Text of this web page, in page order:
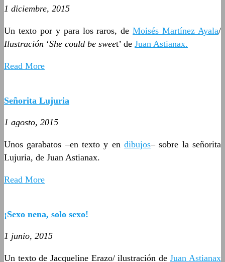
1 diciembre, 2015
Un texto por y para los raros, deMoisés Martínez Ayala/
Ilustración ‘She could be sweet’ de Juan Astianax.
Read More
Señorita Lujuria
1 agosto, 2015
Unos garabatos –en texto y en dibujos– sobre la señorita
Lujuria, de Juan Astianax.
Read More
¡Sexo nena, solo sexo!
1 junio, 2015
Un texto de Jacqueline Erazo/ ilustración deJuan Astianax